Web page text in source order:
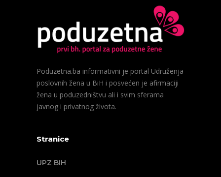
Poduzetna.ba informativni je portal Udruženja
poslovnih žena u BiH i posvećen je afirmaciji
žena u poduzedništvu ali i svim sferama
javnog i privatnog života.
Stranice
UPZ BIH